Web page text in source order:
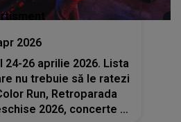
2026
26 aprilie 2026. Lista
nu trebuie să le ratezi
Run, Retroparada
2026, concerte și